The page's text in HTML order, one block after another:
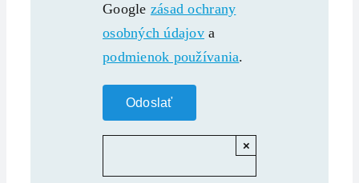
Google zásad ochrany
osobných údajov a
podmienok používania.
×